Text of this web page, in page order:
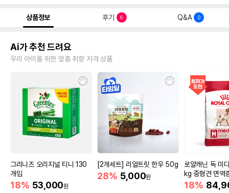
상품정보 후기 6 Q&A 0
Ai가 추천 드려요
우리 아이를 위한 맞춤 취향 저격 상품
그리니즈 오리지널 티니 130
개입
18% 53,000원
[2개세트] 리얼트릿 한우 50g
28% 5,000원
로얄캐닌 독 미
kg 중형견 면역
18%